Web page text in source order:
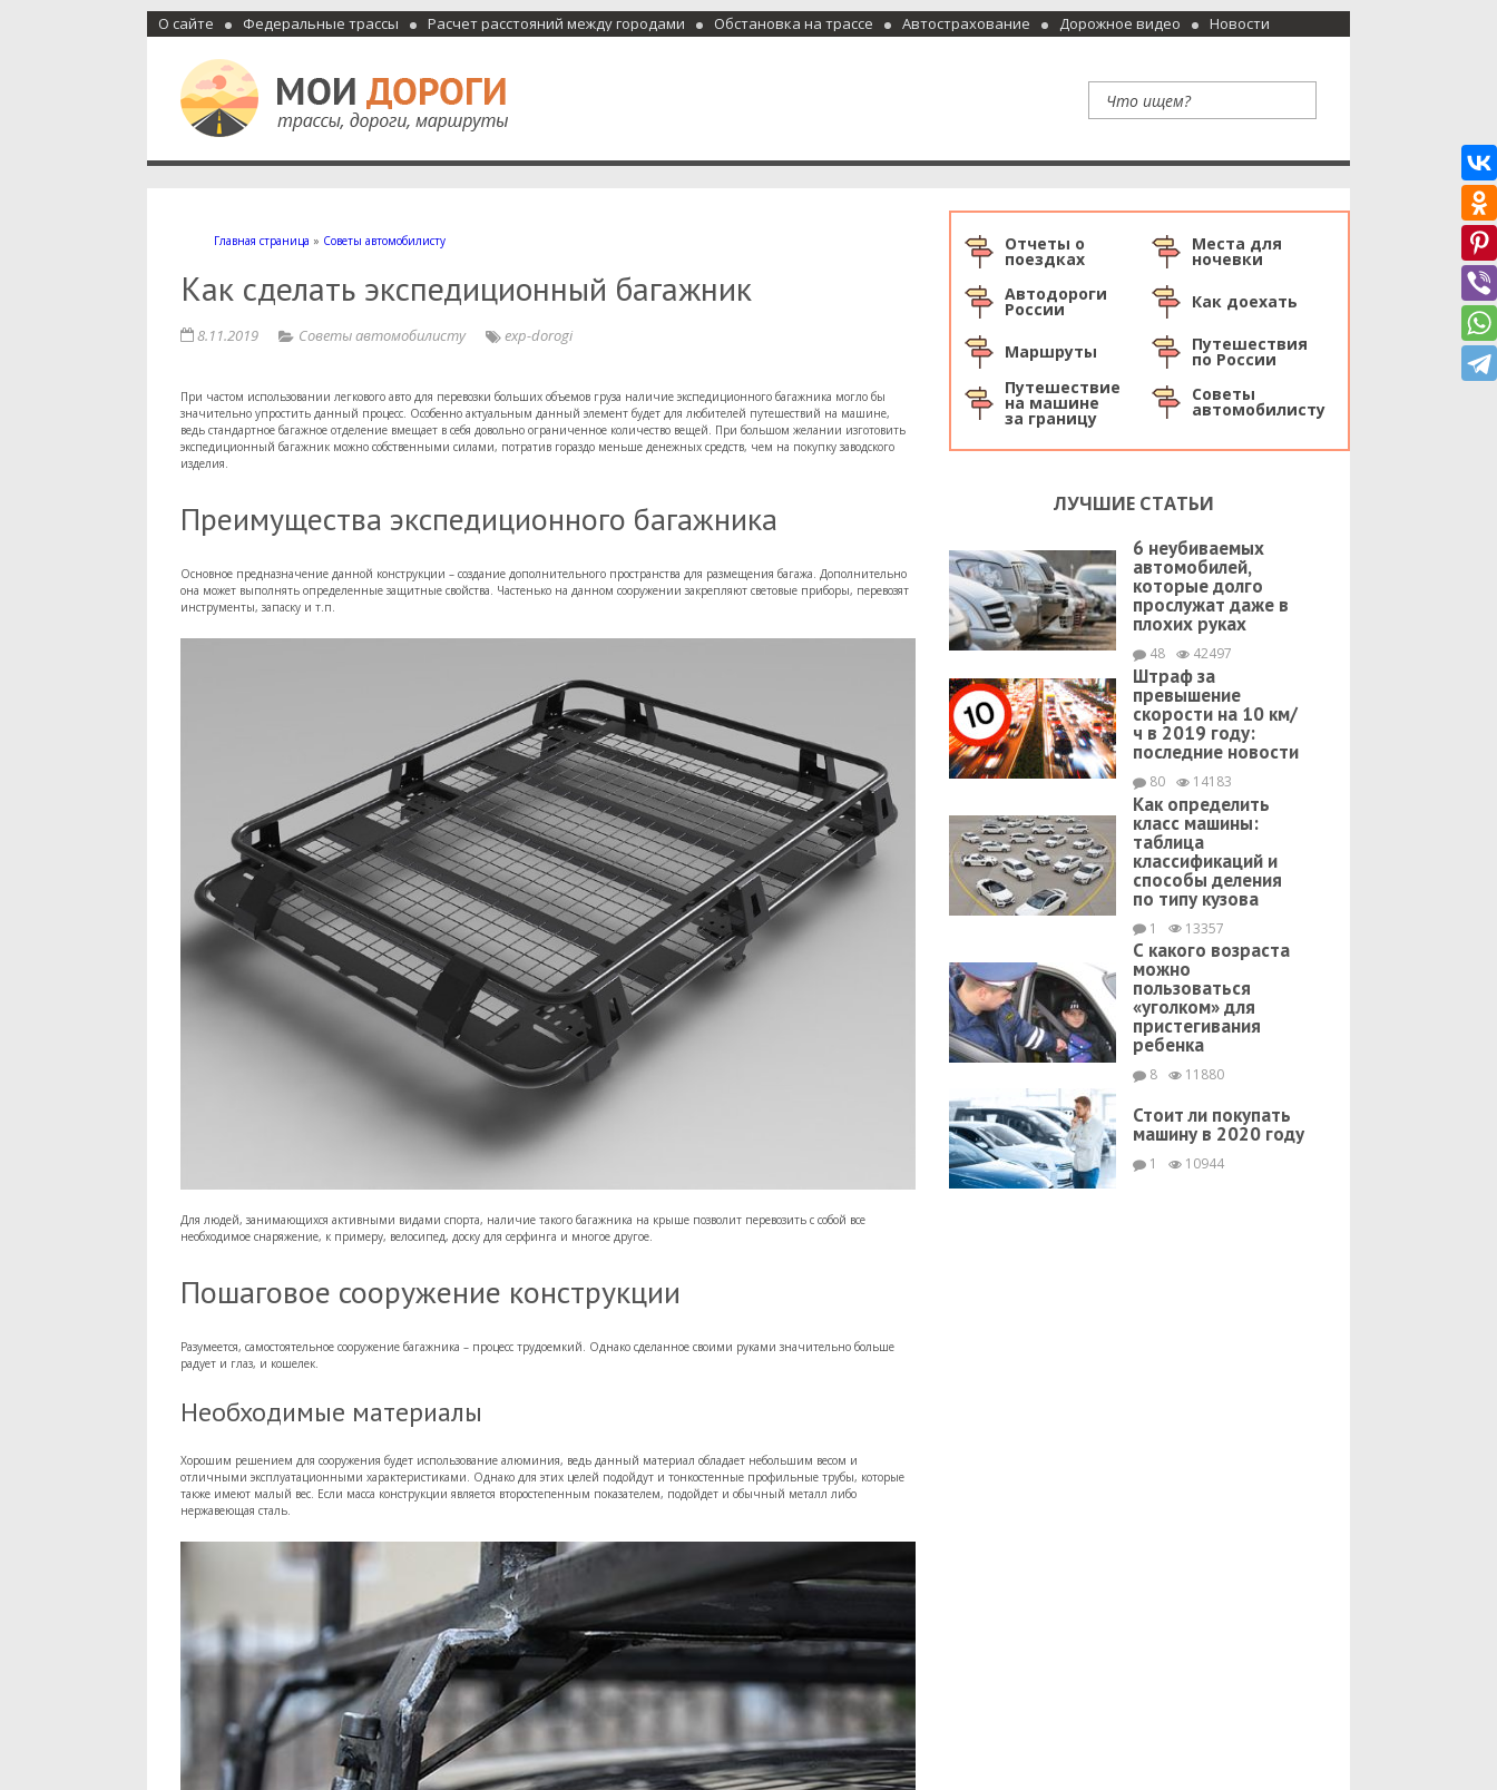
О сайте Федеральные трассы Расчет расстояний между городами Обстановка на трассе Автострахование Дорожное видео Новости
Мои дороги
Как доехать, автомобильные дороги и трассы России, мотели и гостиницы
Главная страница » Советы автомобилисту
Как сделать экспедиционный багажник
8.11.2019 Советы автомобилисту exp-dorogi
При частом использовании легкового авто для перевозки больших объемов груза наличие экспедиционного багажника могло бы
значительно упростить данный процесс. Особенно актуальным данный элемент будет для любителей путешествий на машине,
ведь стандартное багажное отделение вмещает в себя довольно ограниченное количество вещей. При большом желании изготовить
экспедиционный багажник можно собственными силами, потратив гораздо меньше денежных средств, чем на покупку заводского
изделия.
Преимущества экспедиционного багажника
Основное предназначение данной конструкции – создание дополнительного пространства для размещения багажа. Дополнительно
она может выполнять определенные защитные свойства. Частенько на данном сооружении закрепляют световые приборы, перевозят
инструменты, запаску и т.п.
Для людей, занимающихся активными видами спорта, наличие такого багажника на крыше позволит перевозить с собой все
необходимое снаряжение, к примеру, велосипед, доску для серфинга и многое другое.
Пошаговое сооружение конструкции
Разумеется, самостоятельное сооружение багажника – процесс трудоемкий. Однако сделанное своими руками значительно больше
радует и глаз, и кошелек.
Необходимые материалы
Хорошим решением для сооружения будет использование алюминия, ведь данный материал обладает небольшим весом и
отличными эксплуатационными характеристиками. Однако для этих целей подойдут и тонкостенные профильные трубы, которые
также имеют малый вес. Если масса конструкции является второстепенным показателем, подойдет и обычный металл либо
нержавеющая сталь.
Отчеты о
поездках
Места для
ночевки
Автодороги
России Как доехать
Маршруты Путешествия
по России
Путешествие
на машине
за границу
Советы
автомобилисту
ЛУЧШИЕ СТАТЬИ
6 неубиваемых
автомобилей,
которые долго
прослужат даже в
плохих руках
48 42497
Штраф за
превышение
скорости на 10 км/
ч в 2019 году:
последние новости
80 14183
Как определить
класс машины:
таблица
классификаций и
способы деления
по типу кузова
1 13357
С какого возраста
можно
пользоваться
«уголком» для
пристегивания
ребенка
8 11880
Стоит ли покупать
машину в 2020 году
1 10944